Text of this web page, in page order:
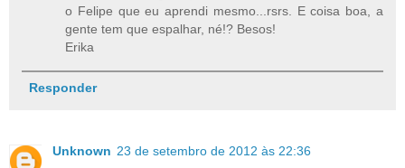
o Felipe que eu aprendi mesmo...rsrs. E coisa boa, a
gente tem que espalhar, né!? Besos!
Erika
Responder
Unknown 23 de setembro de 2012 às 22:36